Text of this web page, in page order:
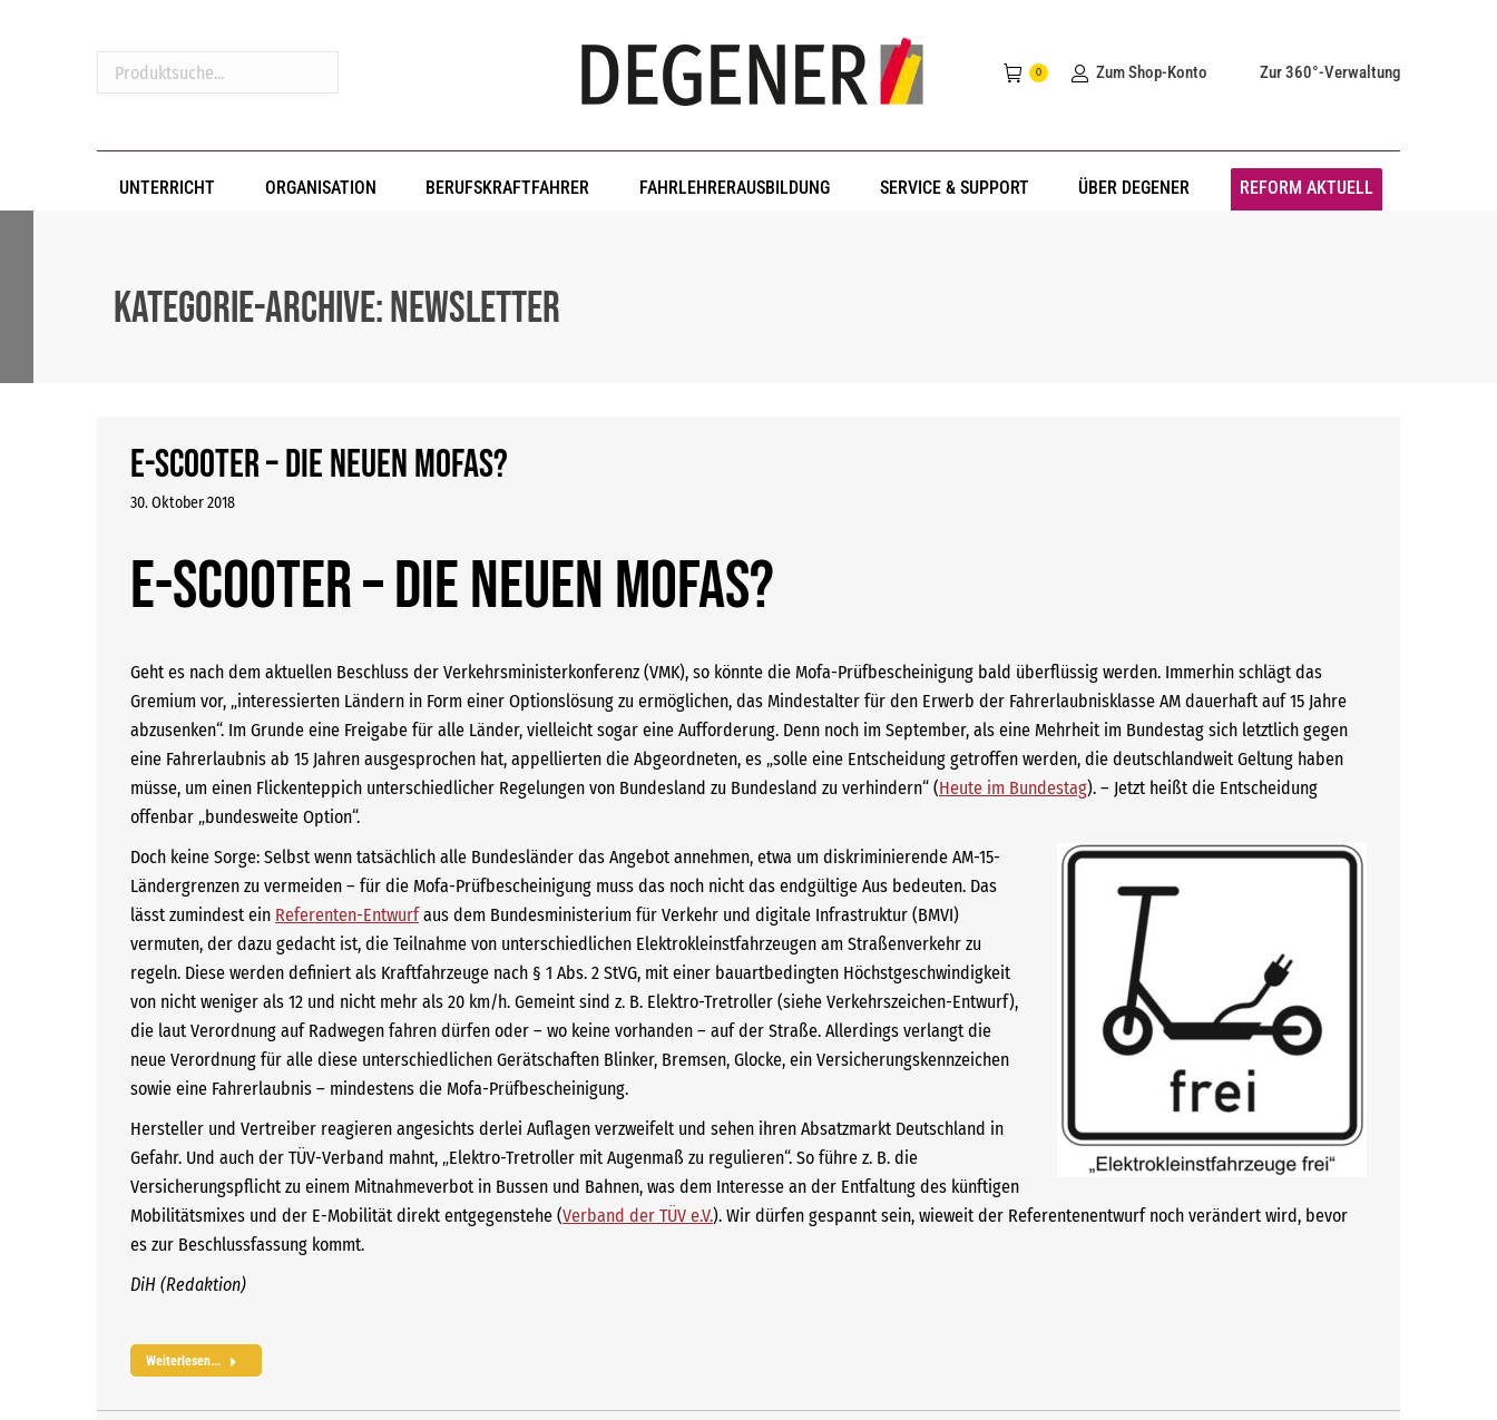
Produktsuche...
0 Zum Shop-Konto Zur 360°-Verwaltung
UNTERRICHT ORGANISATION BERUFSKRAFTFAHRER FAHRLEHRERAUSBILDUNG SERVICE & SUPPORT ÜBER DEGENER REFORM AKTUELL
Kategorie-Archive:Newsletter
E-Scooter – die neuen Mofas?
30. Oktober 2018
E-Scooter – die neuen Mofas?
Geht es nach dem aktuellen Beschluss der Verkehrsministerkonferenz (VMK), so könnte die Mofa-Prüfbescheinigung bald überflüssig werden. Immerhin schlägt das
Gremium vor, „interessierten Ländern in Form einer Optionslösung zu ermöglichen, das Mindestalter für den Erwerb der Fahrerlaubnisklasse AM dauerhaft auf 15 Jahre
abzusenken“. Im Grunde eine Freigabe für alle Länder, vielleicht sogar eine Aufforderung. Denn noch im September, als eine Mehrheit im Bundestag sich letztlich gegen
eine Fahrerlaubnis ab 15 Jahren ausgesprochen hat, appellierten die Abgeordneten, es „solle eine Entscheidung getroffen werden, die deutschlandweit Geltung haben
müsse, um einen Flickenteppich unterschiedlicher Regelungen von Bundesland zu Bundesland zu verhindern“ (Heute im Bundestag). – Jetzt heißt die Entscheidung
offenbar „bundesweite Option“.
Doch keine Sorge: Selbst wenn tatsächlich alle Bundesländer das Angebot annehmen, etwa um diskriminierende AM-15-
Ländergrenzen zu vermeiden – für die Mofa-Prüfbescheinigung muss das noch nicht das endgültige Aus bedeuten. Das
lässt zumindest ein Referenten-Entwurfaus dem Bundesministerium für Verkehr und digitale Infrastruktur (BMVI)
vermuten, der dazu gedacht ist, die Teilnahme von unterschiedlichen Elektrokleinstfahrzeugen am Straßenverkehr zu
regeln. Diese werden definiert als Kraftfahrzeuge nach § 1 Abs. 2 StVG, mit einer bauartbedingten Höchstgeschwindigkeit
von nicht weniger als 12 und nicht mehr als 20 km/h. Gemeint sind z. B. Elektro-Tretroller (siehe Verkehrszeichen-Entwurf),
die laut Verordnung auf Radwegen fahren dürfen oder – wo keine vorhanden – auf der Straße. Allerdings verlangt die
neue Verordnung für alle diese unterschiedlichen Gerätschaften Blinker, Bremsen, Glocke, ein Versicherungskennzeichen
sowie eine Fahrerlaubnis – mindestens die Mofa-Prüfbescheinigung.
Hersteller und Vertreiber reagieren angesichts derlei Auflagen verzweifelt und sehen ihren Absatzmarkt Deutschland in
Gefahr. Und auch der TÜV-Verband mahnt, „Elektro-Tretroller mit Augenmaß zu regulieren“. So führe z. B. die
Versicherungspflicht zu einem Mitnahmeverbot in Bussen und Bahnen, was dem Interesse an der Entfaltung des künftigen
Mobilitätsmixes und der E-Mobilität direkt entgegenstehe (Verband der TÜV e.V.). Wir dürfen gespannt sein, wieweit der Referentenentwurf noch verändert wird, bevor
es zur Beschlussfassung kommt.
DiH (Redaktion)
Weiterlesen...